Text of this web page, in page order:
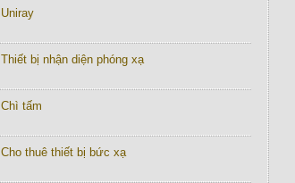
Uniray
Thiết bị nhận diện phóng xạ
Chì tấm
Cho thuê thiết bị bức xạ